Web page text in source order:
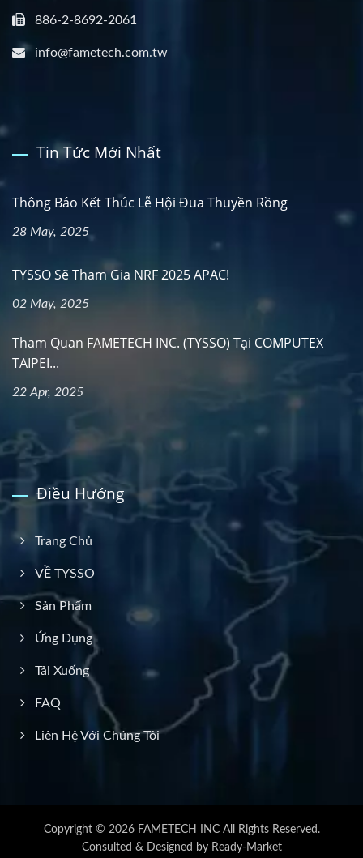
886-2-8692-2061
info@fametech.com.tw
Tin Tức Mới Nhất
Thông Báo Kết Thúc Lễ Hội Đua Thuyền Rồng
28 May, 2025
TYSSO Sẽ Tham Gia NRF 2025 APAC!
02 May, 2025
Tham Quan FAMETECH INC. (TYSSO) Tại COMPUTEX
TAIPEI...
22 Apr, 2025
Điều Hướng
Trang Chủ
VỀ TYSSO
Sản Phẩm
Ứng Dụng
Tải Xuống
FAQ
Liên Hệ Với Chúng Tôi
Copyright © 2026 FAMETECH INCAll Rights Reserved.
Consulted & Designed by Ready-Market